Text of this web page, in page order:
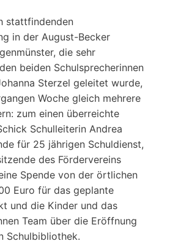
stattfindenden
in der August-Becker
die sehr
beiden Schulsprecherinnen
Sterzel geleitet wurde,
Woche gleich mehrere
zum einen überreichte
Schulleiterin Andrea
für 25 jährigen Schuldienst,
des Fördervereins
Spende von der örtlichen
Euro für das geplante
und die Kinder und das
Team über die Eröffnung
Schulbibliothek.